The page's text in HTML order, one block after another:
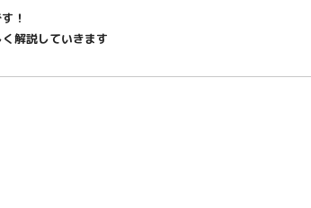
！
解説していきます